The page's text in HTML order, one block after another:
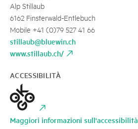
Alp Stillaub
6162 Finsterwald-Entlebuch
Mobile +41 (0)79 527 41 66
stillaub@bluewin.ch
www.stillaub.ch/
ACCESSIBILITÀ
Maggiori informazioni sull'accessibilità